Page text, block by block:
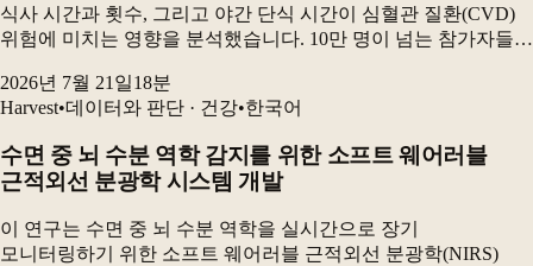
식사 시간과 횟수, 그리고 야간 단식 시간이 심혈관 질환(CVD)
위험에 미치는 영향을 분석했습니다. 10만 명이 넘는 참가자들을
식사가 전체 CVD...
2026년 7월 21일18분
Harvest•데이터와 판단 · 건강•한국어
수면 중 뇌 수분 역학 감지를 위한 소프트 웨어러블
근적외선 분광학 시스템 개발
이 연구는 수면 중 뇌 수분 역학을 실시간으로 장기
모니터링하기 위한 소프트 웨어러블 근적외선 분광학(NIRS)